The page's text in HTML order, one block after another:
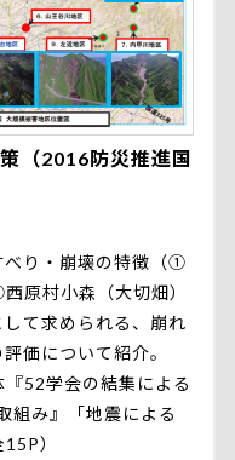
（2016防災推進国
べり・崩壊の特徴（①
原村小森（大切畑）
て求められる、崩れ
価について紹介。
『52学会の結集による
組み』「地震による
）